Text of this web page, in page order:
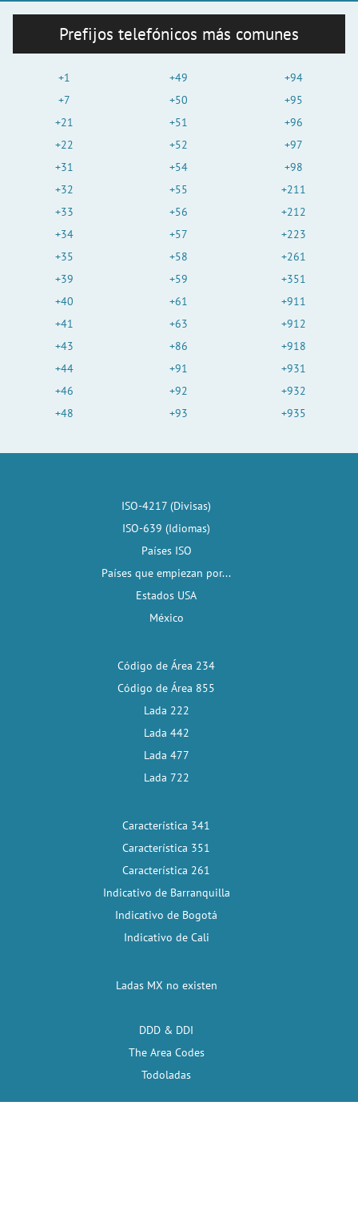
Prefijos telefónicos más comunes
+1
+7
+21
+22
+31
+32
+33
+34
+35
+39
+40
+41
+43
+44
+46
+48
+49
+50
+51
+52
+54
+55
+56
+57
+58
+59
+61
+63
+86
+91
+92
+93
+94
+95
+96
+97
+98
+211
+212
+223
+261
+351
+911
+912
+918
+931
+932
+935
ISO-4217 (Divisas)
ISO-639 (Idiomas)
Países ISO
Países que empiezan por...
Estados USA
México
Código de Área 234
Código de Área 855
Lada 222
Lada 442
Lada 477
Lada 722
Característica 341
Característica 351
Característica 261
Indicativo de Barranquilla
Indicativo de Bogotá
Indicativo de Cali
Ladas MX no existen
DDD & DDI
The Area Codes
Todoladas